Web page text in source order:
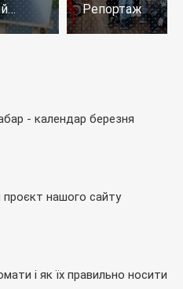
Репортаж
- календар березня
проєкт нашого сайту
і як їх правильно носити